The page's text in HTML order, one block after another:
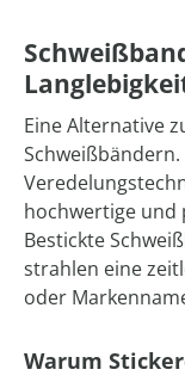
Eine Alternative
hochwertige und
Bestickte
strahlen eine
oder
Warum